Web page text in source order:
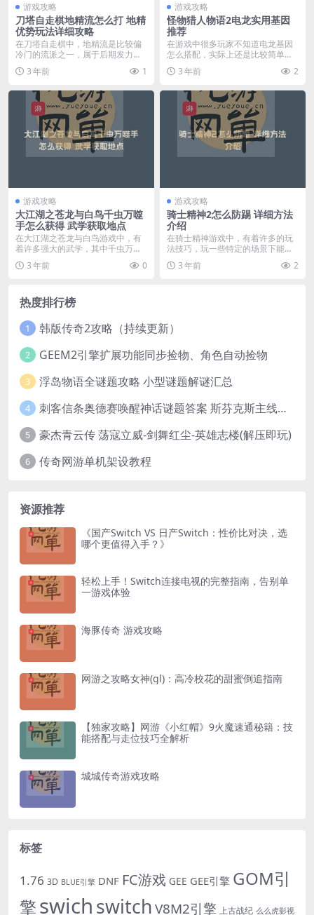
游戏攻略
刀塔自走棋地精流怎么打 地精
优势玩法详细攻略
在刀塔自走棋中，地精流是比较偏
冷门的流派之一，属于后期发力但
前期贫瘠的先弱后强型...
3 年前 1
游戏攻略
怪物猎人物语2电龙实用基因
推荐
在游戏中很多玩家不知道电龙基因
怎么搭配，实际上还是比较简单
的，下面小编就带来怪物...
3 年前 2
游戏攻略
大江湖之苍龙与白鸟千虫万噬
手怎么获得 武学获取地点
在大江湖之苍龙与白鸟游戏中，有
着许多强大的武学，其中千虫万噬
手是一个非常邪恶的技...
3 年前 0
游戏攻略
骑士精神2怎么防踢 详细方法
介绍
在骑士精神游戏中，有着许多的玩
法技巧，玩一些特定的场景下能够
发挥奇效，有很多小伙...
3 年前 2
热度排行榜
1 韩版传奇2攻略（持续更新）
2 GEEM2引擎扩展功能同步捡物、角色自动捡物
3 浮岛物语全谜题攻略 小型谜题解谜汇总
4 刺客信条奥德赛唤醒神话谜题答案 斯芬克斯主线攻略
5 豪杰青云传 荡寇立威-剑舞红尘-英雄志楼(解压即玩)
6 传奇网游单机架设教程
资源推荐
《国产Switch VS 日产Switch：性价比对决，选
哪个更值得入手？》
轻松上手！Switch连接电视的完整指南，告别单
一游戏体验
海豚传奇 游戏攻略
网游之攻略女神(gl)：高冷校花的甜蜜倒追指南
【独家攻略】网游《小红帽》9火魔速通秘籍：技
能搭配与走位技巧全解析
城城传奇游戏攻略
标签
1.76 3D BLUE引擎 DNF FC游戏 GEE GEE引擎 GOM引
擎swichswitchV8M2引擎 上古战纪 么么虎影视